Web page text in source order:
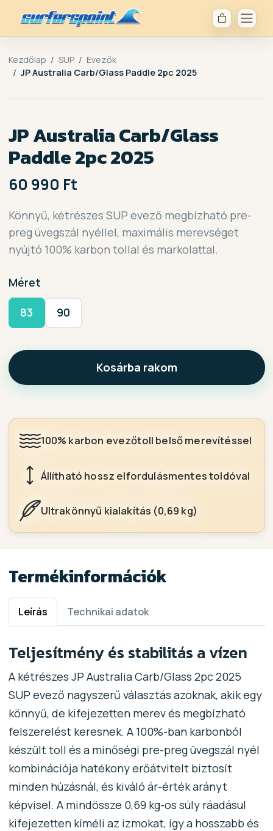
Kezdőlap SUP
Evezők
JP Australia Carb/Glass Paddle 2pc 2025
JP Australia Carb/Glass
Paddle 2pc 2025
60 990 Ft
Könnyű, kétrészes SUP evező megbízható pre-
preg üvegszál nyéllel, maximális merevséget
nyújtó 100% karbon tollal és markolattal.
Méret
83 90
Kosárba rakom
100% karbon evezőtoll belső merevítéssel
Állítható hossz elfordulásmentes toldóval
Ultrakönnyű kialakítás (0,69 kg)
Termékinformációk
Leírás Technikai adatok
Teljesítmény és stabilitás a vízen
A kétrészes JP Australia Carb/Glass 2pc 2025
SUP evező nagyszerű választás azoknak, akik egy
könnyű, de kifejezetten merev és megbízható
felszerelést keresnek. A 100%-ban karbonból
készült toll és a minőségi pre-preg üvegszál nyél
kombinációja hatékony erőátvitelt biztosít
minden húzásnál, és kiváló ár-érték arányt
képvisel. A mindössze 0,69 kg-os súly ráadásul
kifejezetten kíméli az izmokat, így a hosszabb és